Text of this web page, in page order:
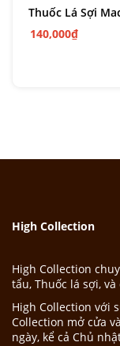
Thuốc Lá Sợi
140,000₫
High Collection
High Collection
tẩu, Thuốc lá sợi,
High Collection với
Collection mở cửa
ngày, kể cả Chủ